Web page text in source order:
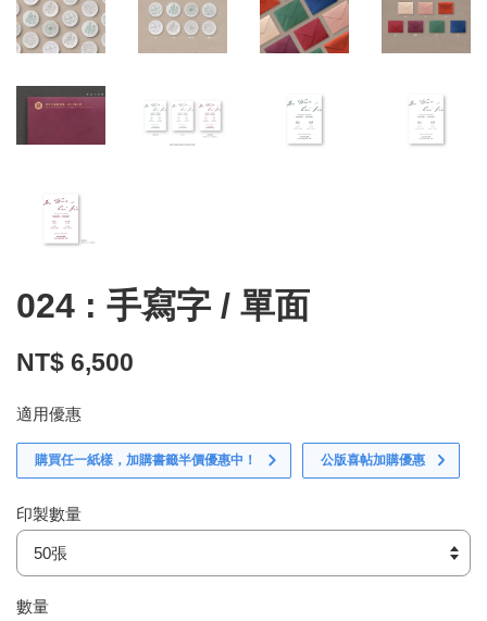
024 : 手寫字 / 單面
NT$ 6,500
適用優惠
購買任一紙樣，加購書籤半價優惠中！ 公版喜帖加購優惠
印製數量
數量